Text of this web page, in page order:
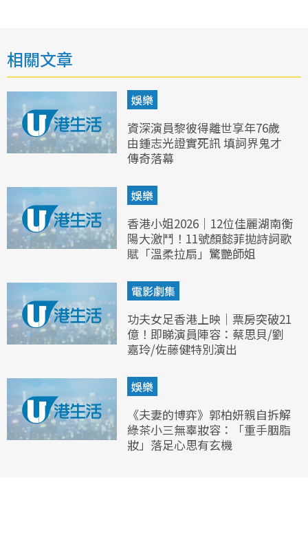
相關文章
娛樂
資深演員黎彼得離世享年76歲
由鍾志光證實死訊 填詞界鬼才
傳奇落幕
娛樂
香港小姐2026｜12位佳麗湖南衡
陽大激鬥！11號顏懿菲拋詩詞歌
賦「溫柔拉扇」驚艷師姐
電影劇集
功夫女足香港上映｜票房突破21
億！即睇演員陣容：蔡思貝/劉
嘉玲/佐藤健特別演出
娛樂
《夫妻的博弈》郭柏妍親自拆解
綠茶小三無辜妝容：「重手胭脂
妝」落足心思有玄機